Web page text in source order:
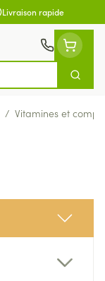
Livraison rapide
/ Vitamines et